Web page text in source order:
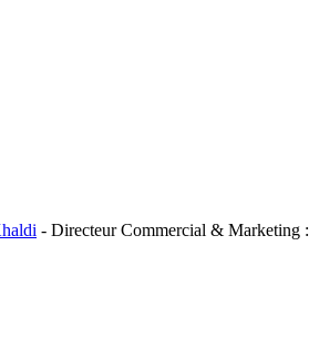
- Directeur Commercial & Marketing :